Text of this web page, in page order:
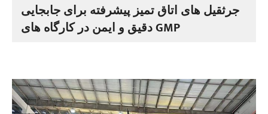
جرثقیل های اتاق تمیز پیشرفته برای جابجایی
دقیق و ایمن در کارگاه های GMP